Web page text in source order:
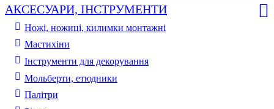
АКСЕСУАРИ, ІНСТРУМЕНТИ
Ножі, ножиці, килимки монтажні
Мастихіни
Інструменти для декорування
Мольберти, етюдники
Палітри